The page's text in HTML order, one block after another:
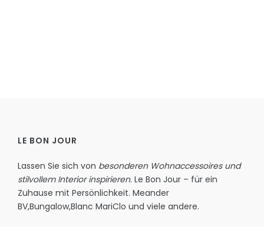
LE BON JOUR
Lassen Sie sich von besonderen Wohnaccessoires und
stilvollem Interior inspirieren. Le Bon Jour – für ein
Zuhause mit Persönlichkeit. Meander
BV,Bungalow,Blanc MariClo und viele andere.